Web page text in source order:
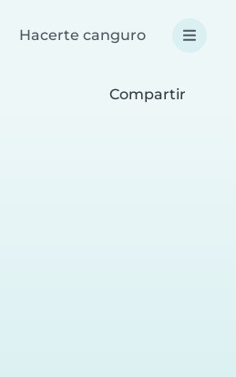
Hacerte canguro
Compartir